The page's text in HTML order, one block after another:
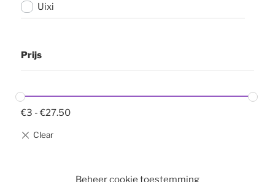
Beheer cookie toestemming
Uixi
Prijs
€3 -€27.50